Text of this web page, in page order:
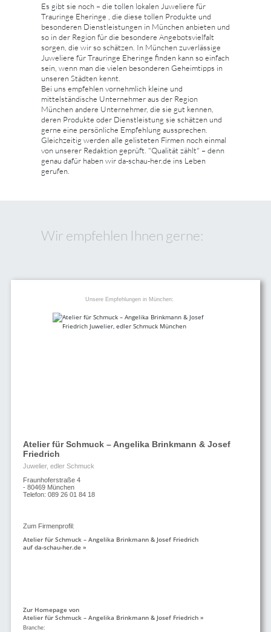
Es gibt sie noch – die tollen lokalen Juweliere für
Trauringe Eheringe , die diese tollen Produkte und
besonderen Dienstleistungen in München anbieten und
so in der Region für die besondere Angebotsvielfalt
sorgen, die wir so schätzen. In München zuverlässige
Juweliere für Trauringe Eheringe finden kann so einfach
sein, wenn man die vielen besonderen Geheimtipps in
unseren Städten kennt.
Bei uns empfehlen vornehmlich kleine und
mittelständische Unternehmer aus der Region
München andere Unternehmer, die sie gut kennen,
deren Produkte oder Dienstleistung sie schätzen und
gerne eine persönliche Empfehlung aussprechen.
Gleichzeitig werden alle gelisteten Firmen noch einmal
von unserer Redaktion geprüft. "Qualität zählt" – denn
genau dafür haben wir da-schau-her.de ins Leben
gerufen.
Wir empfehlen Ihnen gerne:
Unsere Empfehlungen in München:
Atelier für Schmuck – Angelika Brinkmann & Josef
Friedrich
Juwelier, edler Schmuck
Fraunhoferstraße 4
- 80469 München
Telefon: 089 26 01 84 18
Zum Firmenprofil:
Atelier für Schmuck – Angelika Brinkmann & Josef Friedrich
auf da-schau-her.de »
Zur Homepage von
Atelier für Schmuck – Angelika Brinkmann & Josef Friedrich »
Branche: